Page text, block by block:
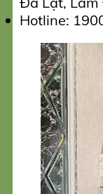
Hotline: